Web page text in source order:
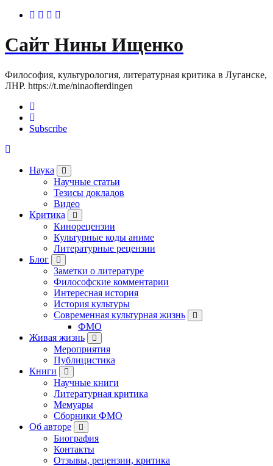
Сайт Нины Ищенко
Философия, культурология, литературная критика в Луганске,
ЛНР. https://t.me/ninaofterdingen
Subscribe
Наука
Научные статьи
Тезисы докладов
Видео
Критика
Кинорецензии
Культурные коды аниме
Литературные рецензии
Блог
Заметки о литературе
Философские комментарии
Интересная история
История культуры
Современная культурная жизнь
ФМО
Живая жизнь
Мероприятия
Публицистика
Книги
Научные книги
Литературная критика
Мемуары
Сборники ФМО
Об авторе
Биография
Контакты
Отзывы, рецензии, критика